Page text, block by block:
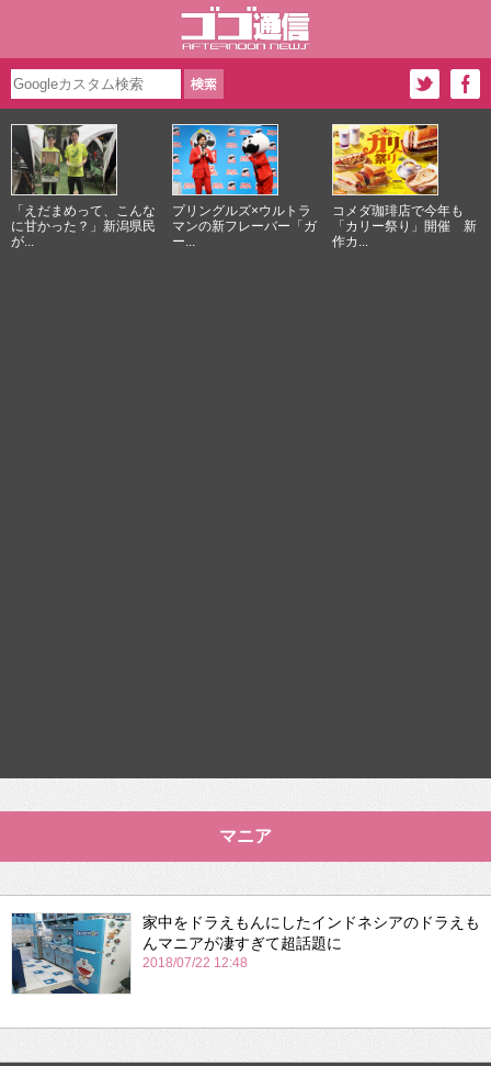
「えだまめって、こんな
に甘かった？」新潟県民
が...
プリングルズ×ウルトラ
マンの新フレーバー「ガ
ー...
コメダ珈琲店で今年も
「カリー祭り」開催 新
作カ...
マニア
家中をドラえもんにしたインドネシアのドラえも
んマニアが凄すぎて超話題に
2018/07/22 12:48